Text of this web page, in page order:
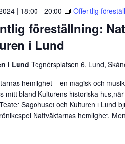
föreställning:
i Lund
| 18:00 - 20:00 Offentlig
i Lund Tegnérsplatsen 6, Lund,
hemlighet – en magisk och
mitt bland Kulturens historiska
Sagohuset och Kulturen i Lund
Nattväktarnas hemlighet.